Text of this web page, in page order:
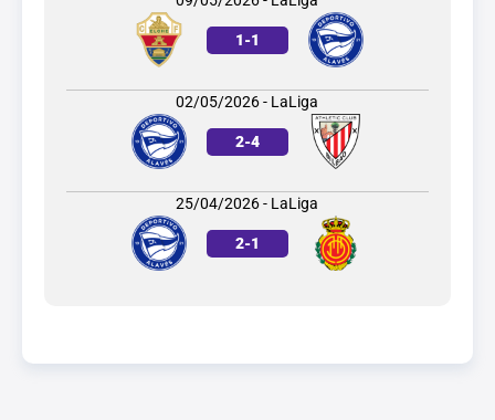
1-1
02/05/2026 - LaLiga
2-4
25/04/2026 - LaLiga
2-1